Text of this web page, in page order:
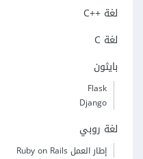
لغة C++‎
لغة C
بايثون
Flask
Django
لغة روبي
إطار العمل Ruby on Rails